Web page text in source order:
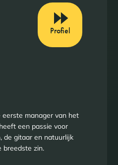
Profiel
manager van het
een passie voor
de gitaar en natuurlijk
breedste zin.